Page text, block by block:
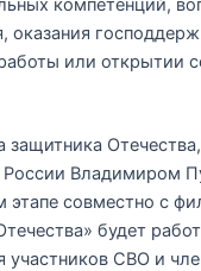
компетенций,
оказания
или открытии
защитника
России Владимиром
этапе совместно с
будет
участников СВО и